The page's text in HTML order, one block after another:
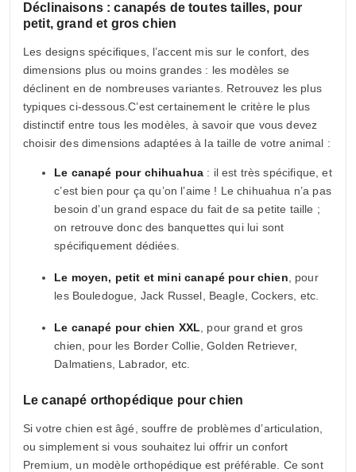
Déclinaisons : canapés de toutes tailles, pour
petit, grand et gros chien
Les designs spécifiques, l’accent mis sur le confort, des
dimensions plus ou moins grandes : les modèles se
déclinent en de nombreuses variantes. Retrouvez les plus
typiques ci-dessous.C’est certainement le critère le plus
distinctif entre tous les modèles, à savoir que vous devez
choisir des dimensions adaptées à la taille de votre animal :
Le canapé pour chihuahua : il est très spécifique, et
c’est bien pour ça qu’on l’aime ! Le chihuahua n’a pas
besoin d’un grand espace du fait de sa petite taille ;
on retrouve donc des banquettes qui lui sont
spécifiquement dédiées.
Le moyen, petit et mini canapé pour chien , pour
les Bouledogue, Jack Russel, Beagle, Cockers, etc.
Le canapé pour chien XXL , pour grand et gros
chien, pour les Border Collie, Golden Retriever,
Dalmatiens, Labrador, etc.
Le canapé orthopédique pour chien
Si votre chien est âgé, souffre de problèmes d’articulation,
ou simplement si vous souhaitez lui offrir un confort
Premium, un modèle orthopédique est préférable. Ce sont